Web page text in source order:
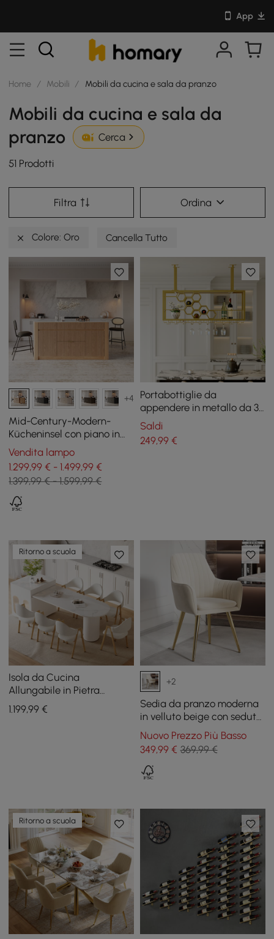
App
Home / Mobili / Mobili da cucina e sala da pranzo
Mobili da cucina e sala da
pranzo
Cerca
51 Prodotti
Filtra Ordina
Colore: Oro Cancella Tutto
+4
Mid-Century-Modern-
Kücheninsel con piano in
pietra lucida e contenitore
in colori naturali, 183 cm
Vendita lampo
1.299,99 € - 1.499,99 €
1.399,99 € - 1.599,99 €
Portabottiglie da
appendere in metallo da 38
pollici Mensola da bar
dorata Supporto
galleggiante per bicchieri
Saldi
249,99€
Ritorno a scuola
Isola da Cucina
Allungabile in Pietra
Sinterizzata Lucida da
71"-83" con Armadietti e
1.199,99 €
+2
Sedia da pranzo moderna
in velluto beige con seduta
imbottita, set di 2
Nuovo Prezzo Più Basso
349,99€ 369,99 €
Ritorno a scuola